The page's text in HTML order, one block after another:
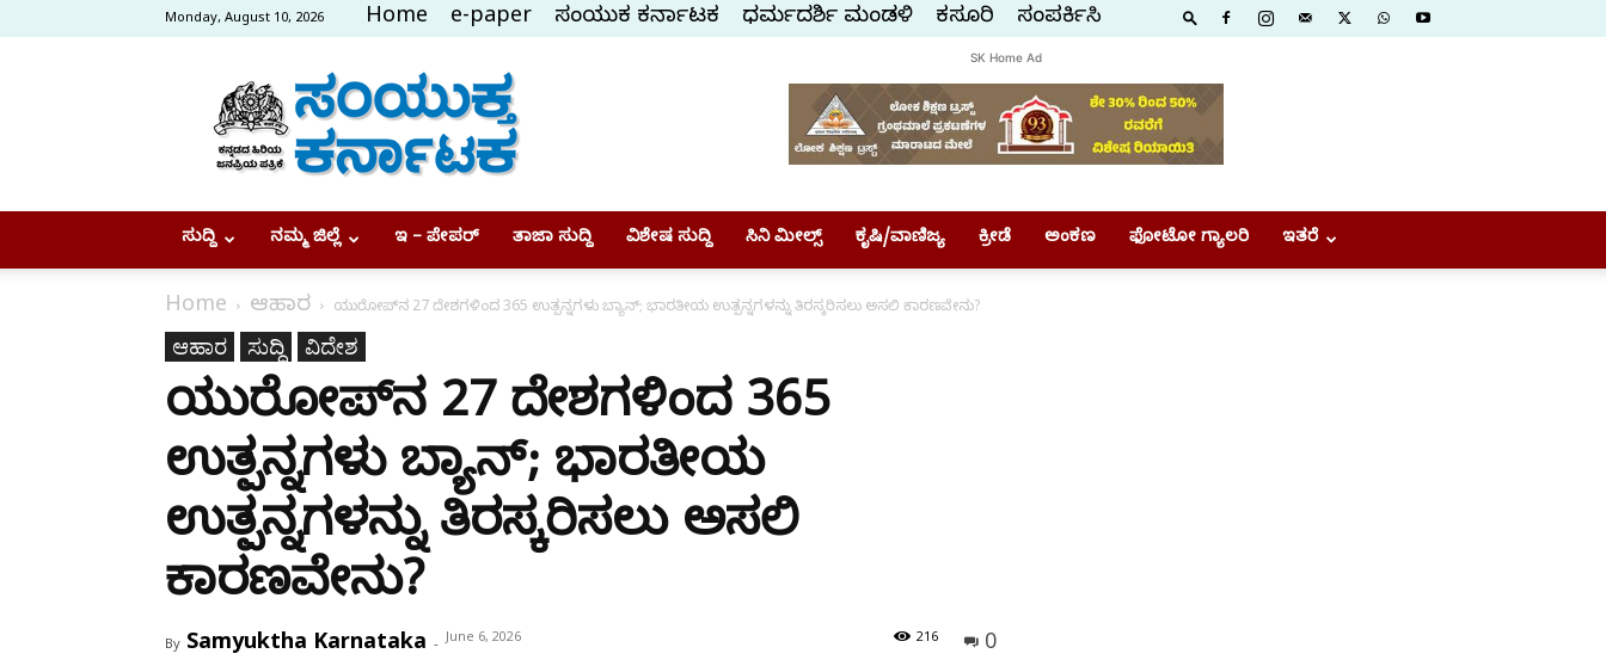
Monday, August 10, 2026 Home e-paper ಸಂಯುಕ್ತ ಕರ್ನಾಟಕ ಧರ್ಮದರ್ಶಿ ಮಂಡಳಿ ಕಸ್ತೂರಿ ಸಂಪರ್ಕಿಸಿ
Samyukta
Karnataka
SK Home Ad
ಸುದ್ದಿ ನಮ್ಮ ಜಿಲ್ಲೆ ಇ – ಪೇಪರ್ ತಾಜಾ ಸುದ್ದಿ ವಿಶೇಷ ಸುದ್ದಿ ಸಿನಿ ಮೀಲ್ಸ್ ಕೃಷಿ/ವಾಣಿಜ್ಯ ಕ್ರೀಡೆ ಅಂಕಣ ಫೋಟೋ ಗ್ಯಾಲರಿ ಇತರೆ
Home ಆಹಾರ ಯುರೋಪ್‌ನ 27 ದೇಶಗಳಿಂದ 365 ಉತ್ಪನ್ನಗಳು ಬ್ಯಾನ್; ಭಾರತೀಯ ಉತ್ಪನ್ನಗಳನ್ನು ತಿರಸ್ಕರಿಸಲು ಅಸಲಿ ಕಾರಣವೇನು?
ಆಹಾರ ಸುದ್ದಿ ವಿದೇಶ
ಯುರೋಪ್‌ನ 27 ದೇಶಗಳಿಂದ 365
ಉತ್ಪನ್ನಗಳು ಬ್ಯಾನ್; ಭಾರತೀಯ
ಉತ್ಪನ್ನಗಳನ್ನು ತಿರಸ್ಕರಿಸಲು ಅಸಲಿ
ಕಾರಣವೇನು?
By Samyuktha Karnataka - June 6, 2026 0
216